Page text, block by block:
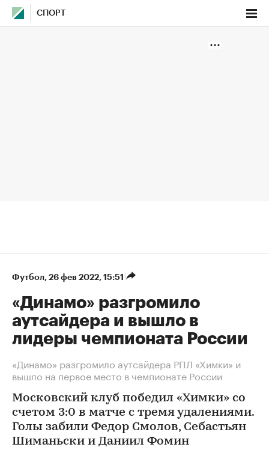
СПОРТ
Футбол⁠, 26 фев 2022, 15:51
«Динамо» разгромило
аутсайдера и вышло в
лидеры чемпионата России
«Динамо» разгромило аутсайдера РПЛ «Химки» и
вышло на первое место в чемпионате России
Московский клуб победил «Химки» со
счетом 3:0 в матче с тремя удалениями.
Голы забили Федор Смолов, Себастьян
Шиманьски и Даниил Фомин